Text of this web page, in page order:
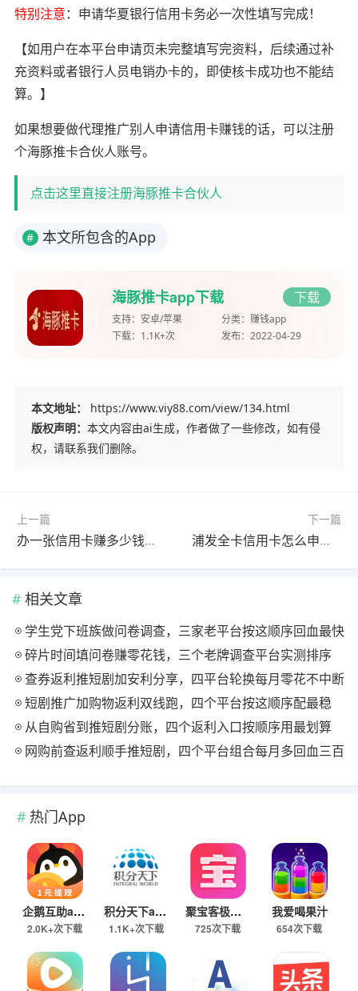
特别注意：申请华夏银行信用卡务必一次性填写完成！
【如用户在本平台申请页未完整填写完资料，后续通过补
充资料或者银行人员电销办卡的，即使核卡成功也不能结
算。】
如果想要做代理推广别人申请信用卡赚钱的话，可以注册
个海豚推卡合伙人账号。
点击这里直接注册海豚推卡合伙人
# 本文所包含的App
海豚推卡app下载 下载
支持： 安卓/苹果 分类： 赚钱app
下载： 1.1K+次 发布： 2022-04-29
本文地址：
https://www.viy88.com/view/134.html
版权声明： 本文内容由ai生成，作者做了一些修改，如有侵
权，请联系我们删除。
上一篇
办一张信用卡赚多少钱？办理信用卡是怎么赚钱的？
下一篇
浦发全卡信用卡怎么申请？通过这里申请可奖励130元
相关文章
学生党下班族做问卷调查，三家老平台按这顺序回血最快
碎片时间填问卷赚零花钱，三个老牌调查平台实测排序
查券返利推短剧加安利分享，四平台轮换每月零花不中断
短剧推广加购物返利双线跑，四个平台按这顺序配最稳
从自购省到推短剧分账，四个返利入口按顺序用最划算
网购前查返利顺手推短剧，四个平台组合每月多回血三百
热门App
企鹅互助app
2.0K+次下载
积分天下app
1.1K+次下载
聚宝客极速版
725次下载
我爱喝果汁
654次下载